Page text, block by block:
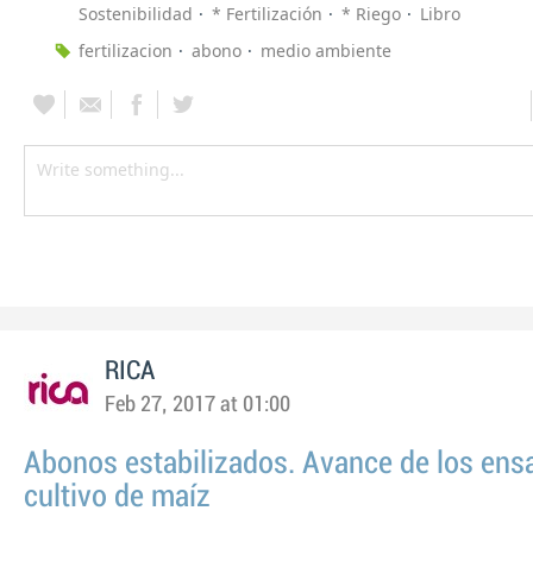
Sostenibilidad
* Fertilización * Riego
Libro
fertilizacion
abono medio ambiente
RICA
Feb 27, 2017 at 01:00
Abonos estabilizados. Avance de los
cultivo de maíz